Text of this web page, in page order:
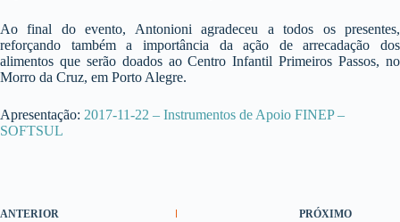
Ao final do evento, Antonioni agradeceu a todos os presentes,
reforçando também a importância da ação de arrecadação dos
alimentos que serão doados ao Centro Infantil Primeiros Passos, no
Morro da Cruz, em Porto Alegre.
Apresentação: 2017-11-22 – Instrumentos de Apoio FINEP –
SOFTSUL
ANTERIOR PRÓXIMO